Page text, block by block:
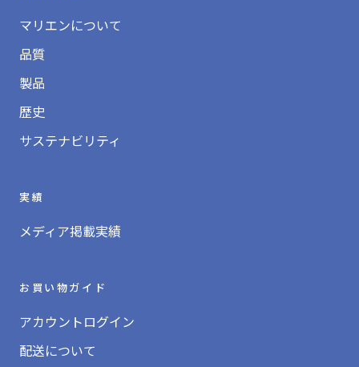
マリエンについて
品質
製品
歴史
サステナビリティ
実績
メディア掲載実績
お買い物ガイド
アカウントログイン
配送について